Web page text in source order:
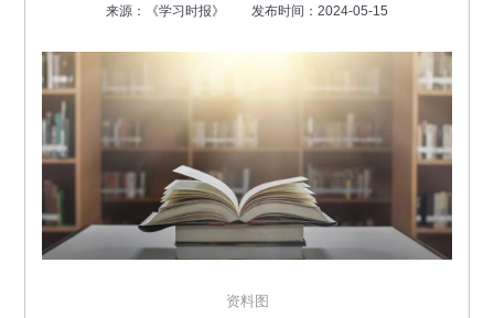
社科讲堂
科普活动
来源：《学习时报》 发布时间：2024-05-15
资料图